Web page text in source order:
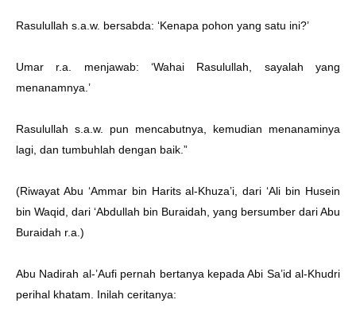
Rasulullah s.a.w. bersabda: ‘Kenapa pohon yang satu ini?’
Umar r.a. menjawab: ‘Wahai Rasulullah, sayalah yang
menanamnya.’
Rasulullah s.a.w. pun mencabutnya, kemudian menanaminya
lagi, dan tumbuhlah dengan baik.”
(Riwayat Abu ‘Ammar bin Harits al-Khuza’i, dari ‘Ali bin Husein
bin Waqid, dari ‘Abdullah bin Buraidah, yang bersumber dari Abu
Buraidah r.a.)
Abu Nadirah al-’Aufi pernah bertanya kepada Abi Sa’id al-Khudri
perihal khatam. Inilah ceritanya: